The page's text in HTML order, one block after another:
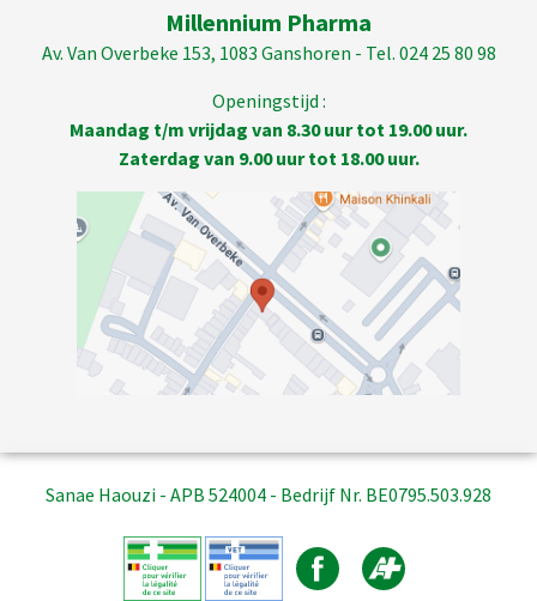
Millennium Pharma
Av. Van Overbeke 153, 1083 Ganshoren - Tel. 024 25 80 98
Openingstijd :
Maandag t/m vrijdag van 8.30 uur tot 19.00 uur.
Zaterdag van 9.00 uur tot 18.00 uur.
Sanae Haouzi - APB 524004 - Bedrijf Nr. BE0795.503.928